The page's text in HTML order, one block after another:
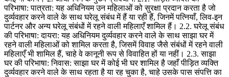
परिभाषा: पात्रता: यह अधिनियम उन महिलाओं को सुरक्षा प्रदान करता है जो
दुर्व्यवहार करने वाले के साथ घरेलू संबंध में हैं या रही हैं, जिनमें पत्नियाँ, लिव-इन
पार्टनर और अन्य घरेलू संबंधों में रहने वाली महिलाएँ शामिल हैं। 2.2. घरेलू संबंध
की परिभाषा: दायरा: यह अधिनियम दुर्व्यवहार करने वाले के साथ साझा घर में
रहने वाली महिलाओं को शामिल करता है, जिसमें विवाह जैसे संबंधों में रहने वाली
महिलाएँ भी शामिल हैं, चाहे वे कानूनी रूप से विवाहित हों या नहीं। 2.3. साझा
घर की परिभाषा: निवास: साझा घर में कोई भी घर शामिल है जहाँ पीड़ित व्यक्ति
दुर्व्यवहार करने वाले के साथ रहता है या रह चुका है, चाहे उसके पास संपत्ति का